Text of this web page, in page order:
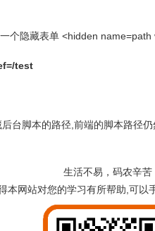
个隐藏表单 <hidden
test
台脚本的路径,前端的脚本路径
生活不易，码农辛苦
本网站对您的学习有所帮助,可以